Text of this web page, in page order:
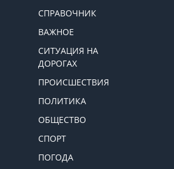
СПРАВОЧНИК
ВАЖНОЕ
СИТУАЦИЯ НА
ДОРОГАХ
ПРОИСШЕСТВИЯ
ПОЛИТИКА
ОБЩЕСТВО
СПОРТ
ПОГОДА